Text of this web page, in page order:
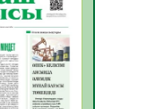
32
–
35